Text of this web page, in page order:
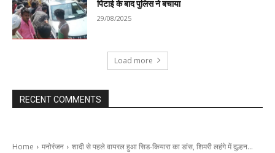
पिटाई के बाद पुलिस ने बचाया
29/08/2025
Load more
RECENT COMMENTS